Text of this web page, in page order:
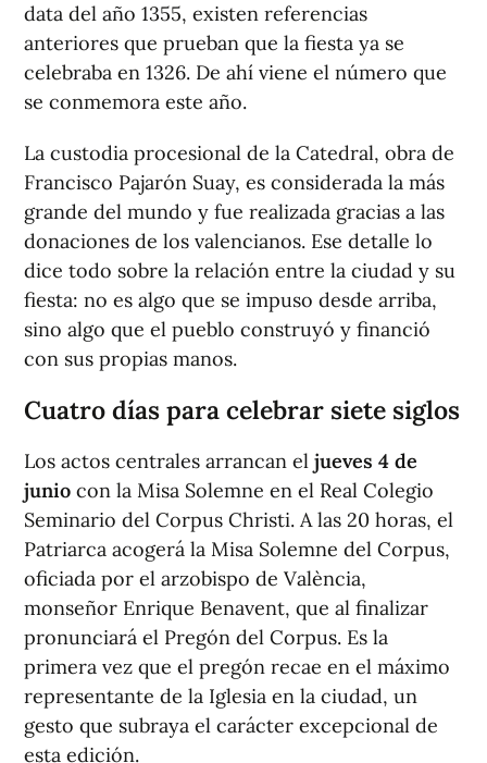
data del año 1355, existen referencias
anteriores que prueban que la fiesta ya se
celebraba en 1326. De ahí viene el número que
se conmemora este año.
La custodia procesional de la Catedral, obra de
Francisco Pajarón Suay, es considerada la más
grande del mundo y fue realizada gracias a las
donaciones de los valencianos. Ese detalle lo
dice todo sobre la relación entre la ciudad y su
fiesta: no es algo que se impuso desde arriba,
sino algo que el pueblo construyó y financió
con sus propias manos.
Cuatro días para celebrar siete siglos
Los actos centrales arrancan el jueves 4 de
junio con la Misa Solemne en el Real Colegio
Seminario del Corpus Christi. A las 20 horas, el
Patriarca acogerá la Misa Solemne del Corpus,
oficiada por el arzobispo de València,
monseñor Enrique Benavent, que al finalizar
pronunciará el Pregón del Corpus. Es la
primera vez que el pregón recae en el máximo
representante de la Iglesia en la ciudad, un
gesto que subraya el carácter excepcional de
esta edición.